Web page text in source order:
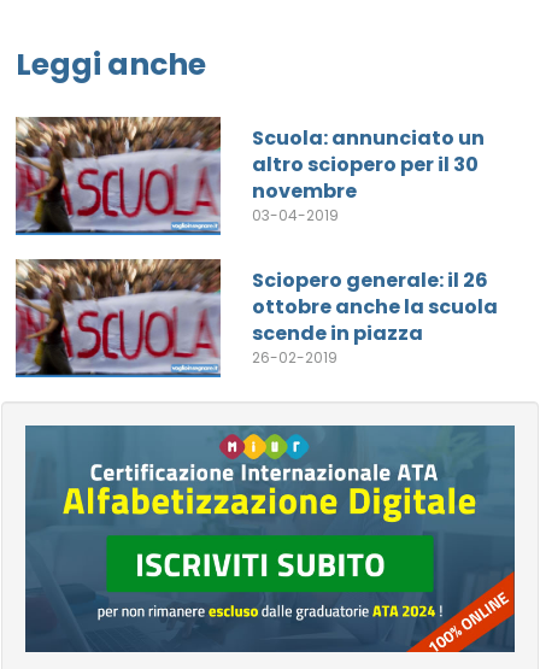
Leggi anche
Scuola: annunciato un
altro sciopero per il 30
novembre
03-04-2019
Sciopero generale: il 26
ottobre anche la scuola
scende in piazza
26-02-2019